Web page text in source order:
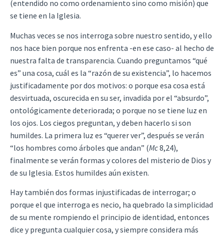
(entendido no como ordenamiento sino como misión) que
se tiene en la Iglesia.
Muchas veces se nos interroga sobre nuestro sentido, y ello
nos hace bien porque nos enfrenta -en ese caso- al hecho de
nuestra falta de transparencia. Cuando preguntamos “qué
es” una cosa, cuál es la “razón de su existencia”, lo hacemos
justificadamente por dos motivos: o porque esa cosa está
desvirtuada, oscurecida en su ser, invadida por el “absurdo”,
ontológicamente deteriorada; o porque no se tiene luz en
los ojos. Los ciegos preguntan, y deben hacerlo si son
humildes. La primera luz es “querer ver”, después se verán
“los hombres como árboles que andan” (Mc8,24),
finalmente se verán formas y colores del misterio de Dios y
de su Iglesia. Estos humildes aún existen.
Hay también dos formas injustificadas de interrogar; o
porque el que interroga es necio, ha quebrado la simplicidad
de su mente rompiendo el principio de identidad, entonces
dice y pregunta cualquier cosa, y siempre considera más